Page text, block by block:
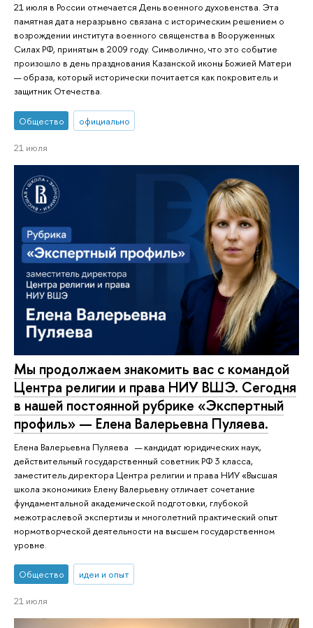
21 июля в России отмечается День военного духовенства. Эта
памятная дата неразрывно связана с историческим решением о
возрождении института военного священства в Вооруженных
Силах РФ, принятым в 2009 году. Символично, что это событие
произошло в день празднования Казанской иконы Божией Матери
— образа, который исторически почитается как покровитель и
защитник Отечества.
Общество официально
21 июля
Мы продолжаем знакомить вас с командой
Центра религии и права НИУ ВШЭ. Сегодня
в нашей постоянной рубрике «Экспертный
профиль» — Елена Валерьевна Пуляева.
Елена Валерьевна Пуляева — кандидат юридических наук,
действительный государственный советник РФ 3 класса,
заместитель директора Центра религии и права НИУ «Высшая
школа экономики» Елену Валерьевну отличает сочетание
фундаментальной академической подготовки, глубокой
межотраслевой экспертизы и многолетний практический опыт
нормотворческой деятельности на высшем государственном
уровне.
Общество идеи и опыт
21 июля